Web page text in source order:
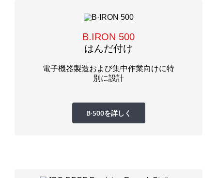
B.IRON 500
はんだ付け
電子機器製造および集中作業向けに特
別に設計
B·500を詳しく